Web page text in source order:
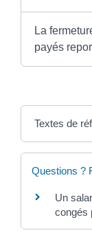
La
payés
Textes de
Questions ?
Un
congés